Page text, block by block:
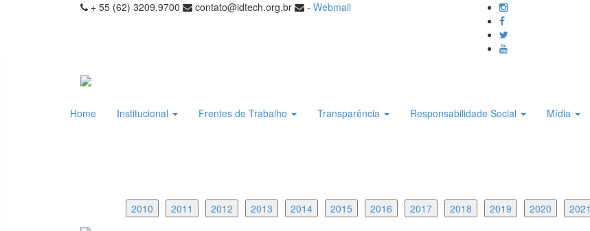
+ 55 (62) 3209.9700 contato@idtech.org.br - Webmail
Home Institucional Frentes de Trabalho Transparência Responsabilidade Social Mídia
2010
2011 2012 2013 2014 2015 2016 2017 2018 2019 2020 2021